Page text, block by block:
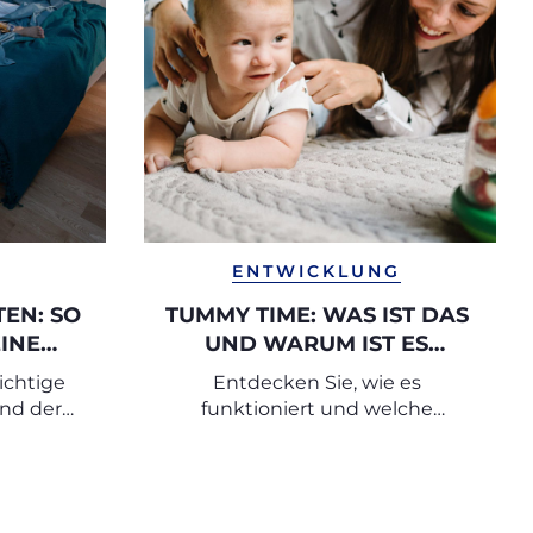
SO
der
ENTWICKLUNG
TUMMY TIME: WAS IST DAS
UND WARUM IST ES
WICHTIG?
Entdecken Sie, wie es
funktioniert und welche